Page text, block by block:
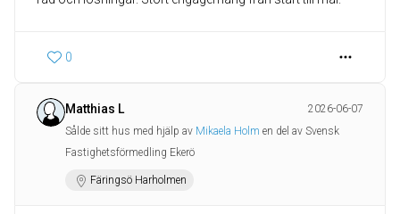
0
Matthias L
2026-06-07
Sålde sitt hus med hjälp av Mikaela Holm en del av Svensk
Fastighetsförmedling Ekerö
Färingsö Harholmen